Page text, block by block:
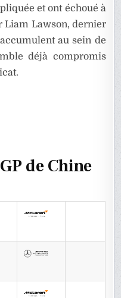
et ont échoué à
Liam Lawson, dernier
au sein de
déjà compromis
de Chine